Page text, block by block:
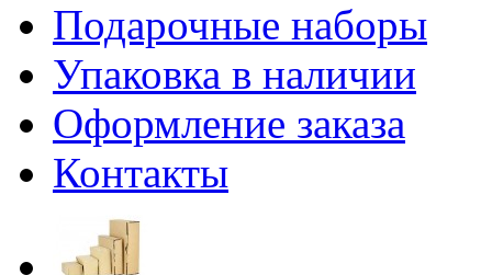
Подарочные наборы
Упаковка в наличии
Оформление заказа
Контакты